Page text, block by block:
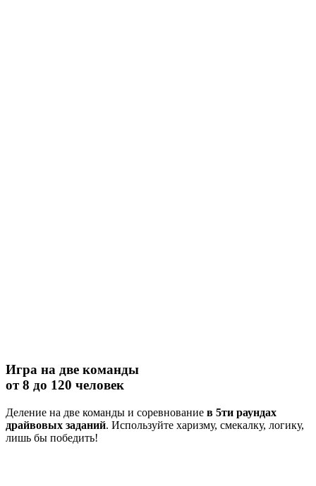
Игра на две команды
от 8 до 120 человек
Деление на две команды и соревнование в 5ти раундах
драйвовых заданий. Используйте харизму, смекалку, логику,
лишь бы победить!